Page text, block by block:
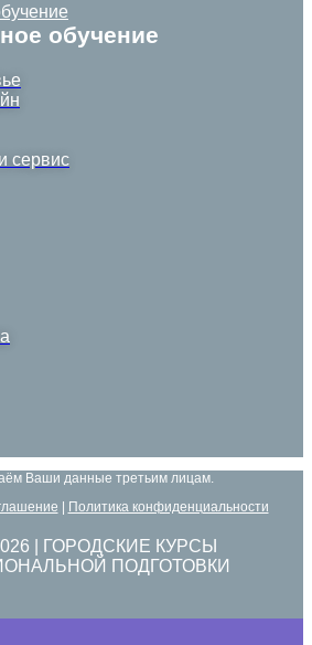
обучение
сервис
Ваши данные третьим лицам.
| Политика конфиденциальности
| ГОРОДСКИЕ КУРСЫ
ПОДГОТОВКИ